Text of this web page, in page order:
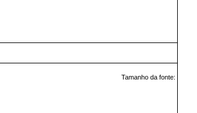
Tamanho da fonte: